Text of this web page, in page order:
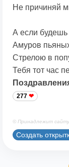
Не причиняй
А если будешь
Амуров
Стрелою в
Тебя тот час
277
© Принадлежит
Создать